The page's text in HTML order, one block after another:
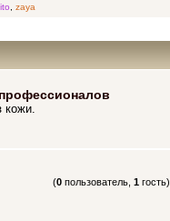
zaya
кожи.
(0 пользователь,1 гость)